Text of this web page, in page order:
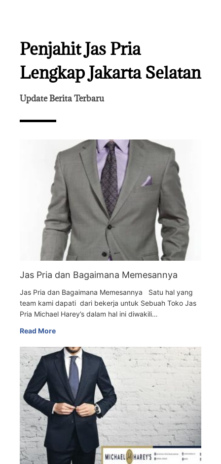
Penjahit Jas Pria
Lengkap Jakarta Selatan
Update Berita Terbaru
Jas Pria dan Bagaimana Memesannya
Jas Pria dan Bagaimana Memesannya Satu hal yang
team kami dapati dari bekerja untuk Sebuah Toko Jas
Pria Michael Harey’s dalam hal ini diwakili…
Read More